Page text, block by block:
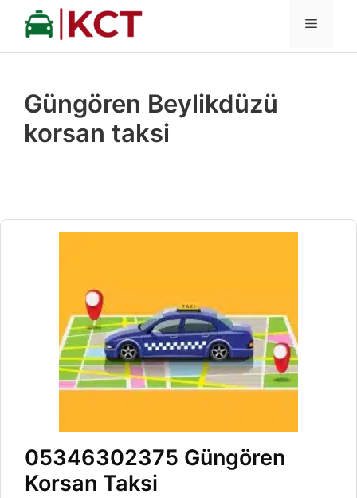
İçeriğe
MENÜ
Güngören Beylikdüzü
korsan taksi
05346302375 Güngören
Korsan Taksi